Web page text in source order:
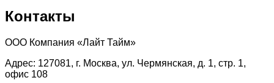
Контакты
ООО Компания «Лайт Тайм»
Адрес: 127081, г. Москва, ул. Чермянская, д. 1, стр. 1,
офис 108